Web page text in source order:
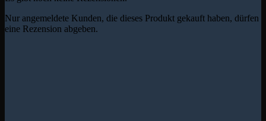
Nur angemeldete Kunden, die dieses Produkt gekauft haben, dürfen
eine Rezension abgeben.